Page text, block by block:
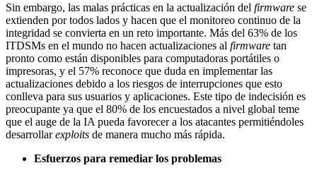
Sin embargo, las malas prácticas en la actualización del firmware se
extienden por todos lados y hacen que el monitoreo continuo de la
integridad se convierta en un reto importante. Más del 63% de los
ITDSMs en el mundo no hacen actualizaciones al firmware tan
pronto como están disponibles para computadoras portátiles o
impresoras, y el 57% reconoce que duda en implementar las
actualizaciones debido a los riesgos de interrupciones que esto
conlleva para sus usuarios y aplicaciones. Este tipo de indecisión es
preocupante ya que el 80% de los encuestados a nivel global teme
que el auge de la IA pueda favorecer a los atacantes permitiéndoles
desarrollarexploits de manera mucho más rápida.
Esfuerzos para remediar los problemas